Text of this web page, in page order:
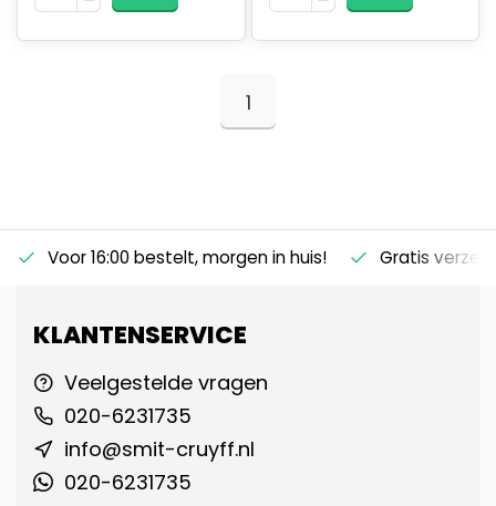
1
Voor 16:00 bestelt, morgen in huis! Gratis
KLANTENSERVICE
Veelgestelde vragen
020-6231735
info@smit-cruyff.nl
020-6231735